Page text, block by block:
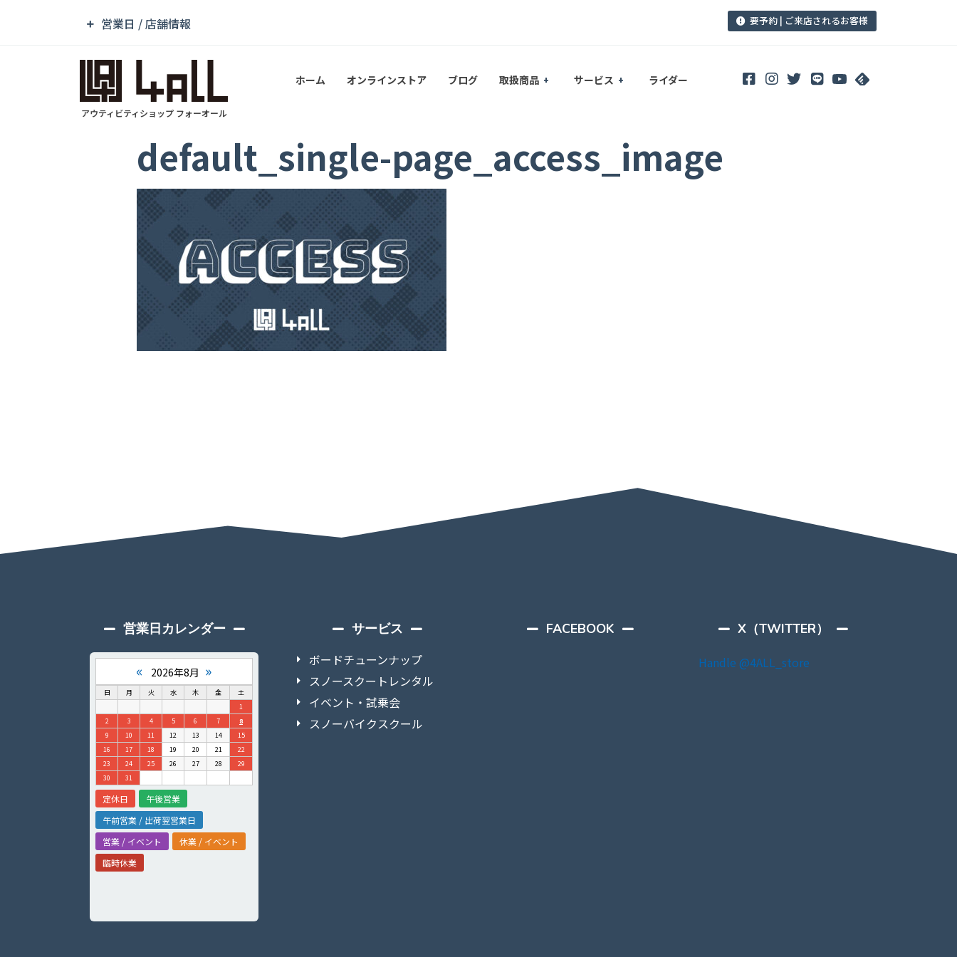
営業日 / 店舗情報 要予約 | ご来店されるお客様
アウティビティショップ フォーオール
ホーム オンラインストア ブログ 取扱商品 サービス ライダー
default_single-page_access_image
営業日カレンダー
« 2026年8月 »
日 月 火 水 木 金
土
1
2
3 4 5 6 7
8
9
10 11 12 13 14
15
16
17 18 19 20 21
22
23
24 25 26 27 28
29
30
31
定休日
午後営業
午前営業 / 出荷翌営業日
営業 / イベント
休業 / イベント
臨時休業
サービス
ボードチューンナップ
スノースクートレンタル
イベント・試乗会
スノーバイクスクール
FACEBOOK
X（TWITTER）
Handle @4ALL_store